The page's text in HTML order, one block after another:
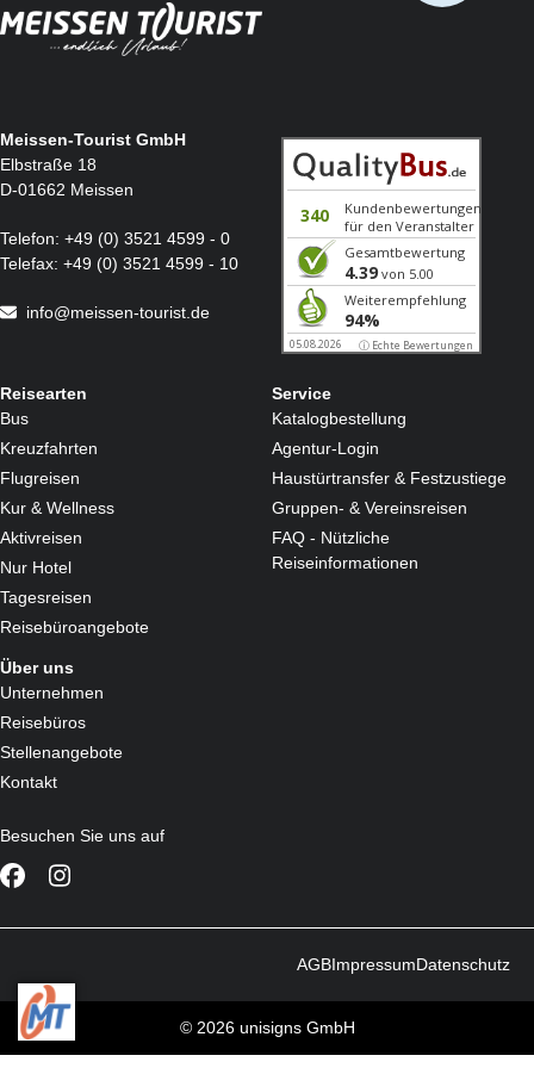
Meissen-Tourist GmbH
Elbstraße 18
D-01662 Meissen
Telefon: +49 (0) 3521 4599 - 0
Telefax: +49 (0) 3521 4599 - 10
info@meissen-tourist.de
Reisearten
Bus
Kreuzfahrten
Flugreisen
Kur & Wellness
Aktivreisen
Nur Hotel
Tagesreisen
Reisebüroangebote
Service
Katalogbestellung
Agentur-Login
Haustürtransfer & Festzustiege
Gruppen- & Vereinsreisen
FAQ - Nützliche
Reiseinformationen
Über uns
Unternehmen
Reisebüros
Stellenangebote
Kontakt
Besuchen Sie uns auf
AGBImpressumDatenschutz
© 2026 unisigns GmbH